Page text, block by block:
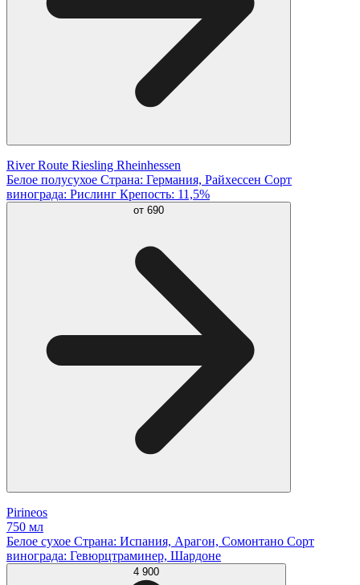
River Route Riesling Rheinhessen
Белое полусухое Страна: Германия, Райхессен Сорт
винограда: Рислинг Крепость: 11,5%
от 690
Pirineos
750 мл
Белое сухое Страна: Испания, Арагон, Сомонтано Сорт
винограда: Гевюрцтраминер, Шардоне
4 900